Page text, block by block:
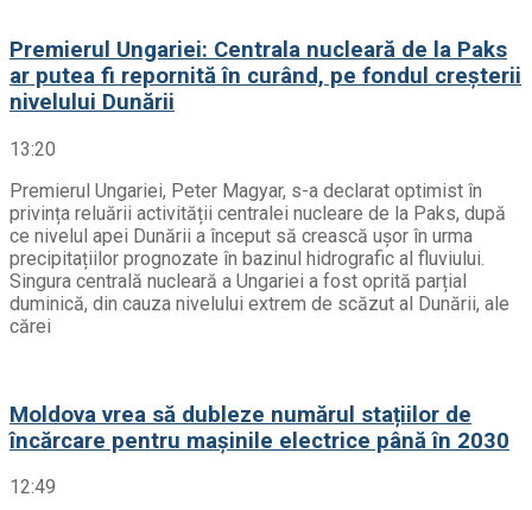
Premierul Ungariei: Centrala nucleară de la Paks
ar putea fi repornită în curând, pe fondul creșterii
nivelului Dunării
13:20
Premierul Ungariei, Peter Magyar, s-a declarat optimist în
privința reluării activității centralei nucleare de la Paks, după
ce nivelul apei Dunării a început să crească ușor în urma
precipitațiilor prognozate în bazinul hidrografic al fluviului.
Singura centrală nucleară a Ungariei a fost oprită parțial
duminică, din cauza nivelului extrem de scăzut al Dunării, ale
cărei
Moldova vrea să dubleze numărul stațiilor de
încărcare pentru mașinile electrice până în 2030
12:49